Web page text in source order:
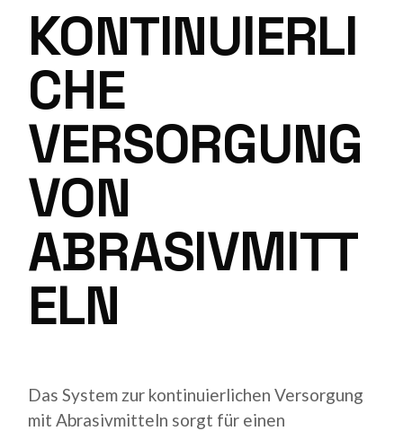
KONTINUIERLI
CHE
VERSORGUNG
VON
ABRASIVMITT
ELN
Das System zur kontinuierlichen Versorgung
mit Abrasivmitteln sorgt für einen